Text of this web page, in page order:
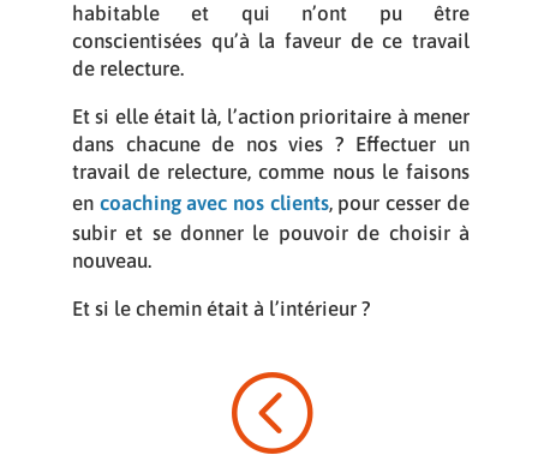
habitable et qui n’ont pu être
conscientisées qu’à la faveur de ce travail
de relecture.
Et si elle était là, l’action prioritaire à mener
dans chacune de nos vies ? Effectuer un
travail de relecture, comme nous le faisons
en coaching avec nos clients, pour cesser de
subir et se donner le pouvoir de choisir à
nouveau.
Et si le chemin était à l’intérieur ?
<